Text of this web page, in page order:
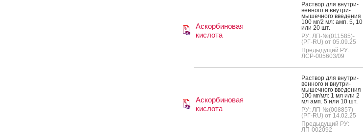
Аскорбиновая
кислота
Рас­твор для внут­ри­
вен­но­го и внут­ри­
мышеч­но­го вве­дения
100 мг/2 мл: амп. 5, 10
или 20 шт.
РУ: ЛП-№(011585)-
(РГ-RU) от 05.09.25
Предыдущий РУ:
ЛСР-005603/09
Аскорбиновая
кислота
Рас­твор для внут­ри­
вен­но­го и внут­ри­
мышеч­но­го вве­дения
100 мг/мл: 1 мл или 2
мл амп. 5 или 10 шт.
РУ: ЛП-№(008857)-
(РГ-RU) от 14.02.25
Предыдущий РУ:
ЛП-002092